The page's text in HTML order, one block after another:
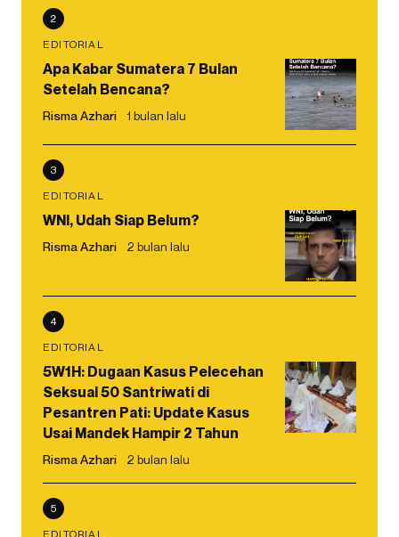
2
EDITORIAL
Apa Kabar Sumatera 7 Bulan
Setelah Bencana?
Risma Azhari 1 bulan lalu
3
EDITORIAL
WNI, Udah Siap Belum?
Risma Azhari 2 bulan lalu
4
EDITORIAL
5W1H: Dugaan Kasus Pelecehan
Seksual 50 Santriwati di
Pesantren Pati: Update Kasus
Usai Mandek Hampir 2 Tahun
Risma Azhari 2 bulan lalu
5
EDITORIAL